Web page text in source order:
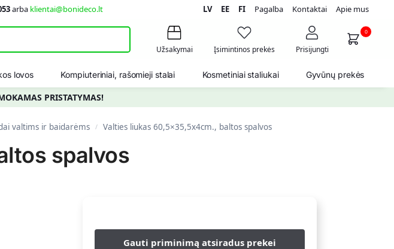
arba klientai@bonideco.lt LV EE FI Pagalba Kontaktai Apie mus
Užsakymai Įsimintinos prekės Prisijungti
0
lovos Kompiuteriniai, rašomieji stalai Kosmetiniai staliukai Gyvūnų prekės
PRISTATYMAS!
valtims ir baidarėms / Valties liukas 60,5×35,5x4cm., baltos spalvos
spalvos